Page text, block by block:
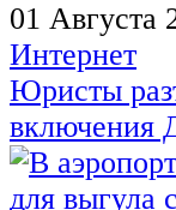
01 Августа
Интернет
Юристы
включения